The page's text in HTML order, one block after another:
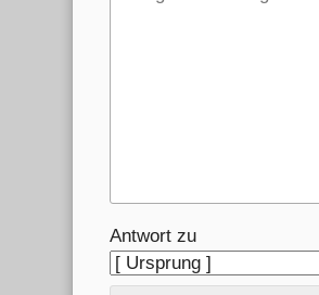
Antwort zu